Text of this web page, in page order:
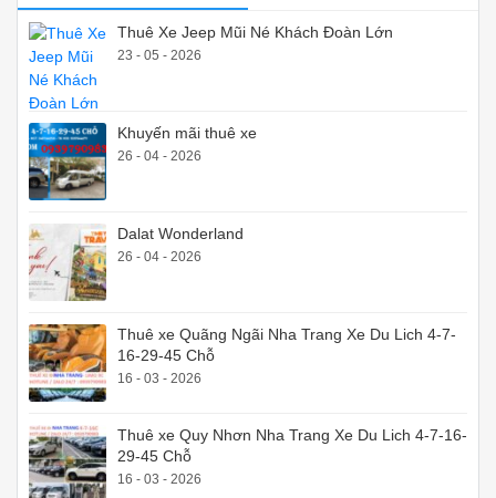
Thuê Xe Jeep Mũi Né Khách Đoàn Lớn
23 - 05 - 2026
Khuyến mãi thuê xe
26 - 04 - 2026
Dalat Wonderland
26 - 04 - 2026
Thuê xe Quãng Ngãi Nha Trang Xe Du Lich 4-7-
16-29-45 Chỗ
16 - 03 - 2026
Thuê xe Quy Nhơn Nha Trang Xe Du Lich 4-7-16-
29-45 Chỗ
16 - 03 - 2026